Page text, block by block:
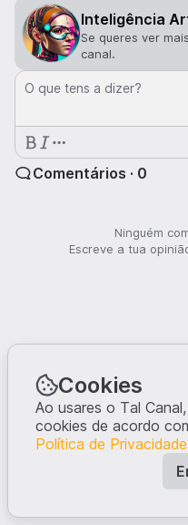
Inteligência
Se queres ver
canal.
O que tens a dizer?
Comentários · 0
Ninguém
Escreve a tua
Cookies
Ao usares o Tal
cookies de acordo
Política de Privacidade